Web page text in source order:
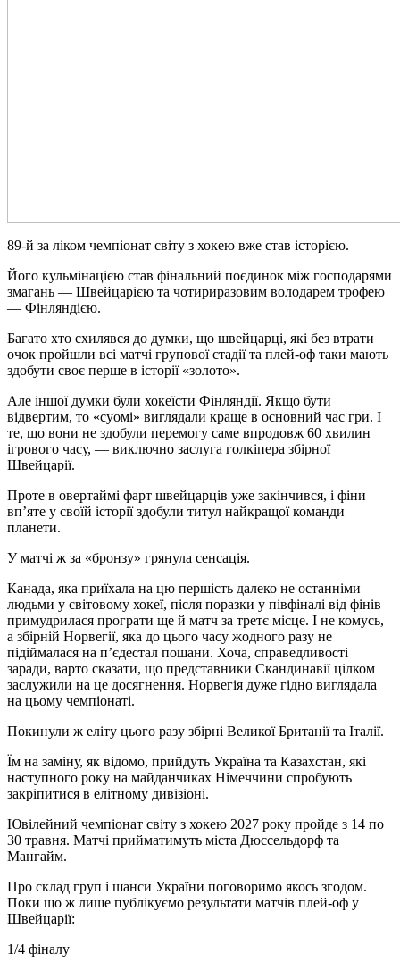
89-й за ліком чемпіонат світу з хокею вже став історією.
Його кульмінацією став фінальний поєдинок між господарями
змагань — Швейцарією та чотириразовим володарем трофею
— Фінляндією.
Багато хто схилявся до думки, що швейцарці, які без втрати
очок пройшли всі матчі групової стадії та плей-оф таки мають
здобути своє перше в історії «золото».
Але іншої думки були хокеїсти Фінляндії. Якщо бути
відвертим, то «суомі» виглядали краще в основний час гри. І
те, що вони не здобули перемогу саме впродовж 60 хвилин
ігрового часу, — виключно заслуга голкіпера збірної
Швейцарії.
Проте в овертаймі фарт швейцарців уже закінчився, і фіни
вп’яте у своїй історії здобули титул найкращої команди
планети.
У матчі ж за «бронзу» грянула сенсація.
Канада, яка приїхала на цю першість далеко не останніми
людьми у світовому хокеї, після поразки у півфіналі від фінів
примудрилася програти ще й матч за третє місце. І не комусь,
а збірній Норвегії, яка до цього часу жодного разу не
підіймалася на п’єдестал пошани. Хоча, справедливості
заради, варто сказати, що представники Скандинавії цілком
заслужили на це досягнення. Норвегія дуже гідно виглядала
на цьому чемпіонаті.
Покинули ж еліту цього разу збірні Великої Британії та Італії.
Їм на заміну, як відомо, прийдуть Україна та Казахстан, які
наступного року на майданчиках Німеччини спробують
закріпитися в елітному дивізіоні.
Ювілейний чемпіонат світу з хокею 2027 року пройде з 14 по
30 травня. Матчі прийматимуть міста Дюссельдорф та
Мангайм.
Про склад груп і шанси України поговоримо якось згодом.
Поки що ж лише публікуємо результати матчів плей-оф у
Швейцарії:
1/4 фіналу